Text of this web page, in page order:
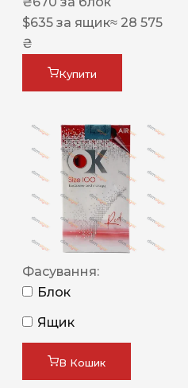
$635 за ящик≈ 28 575
₴
Купити
Фасування:
Блок
Ящик
В Кошик